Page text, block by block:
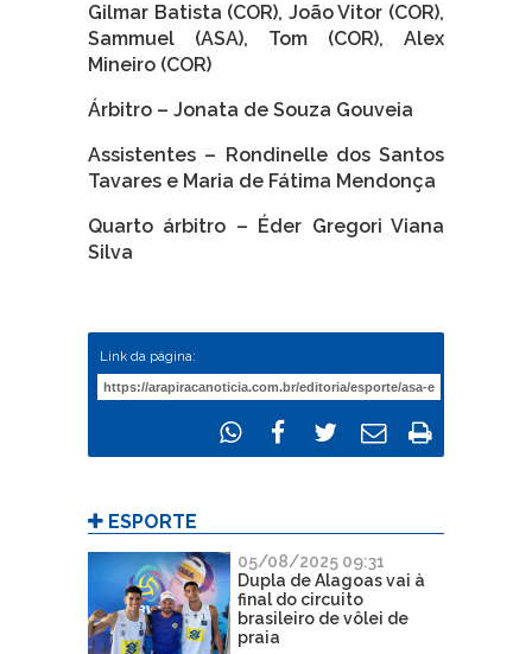
Gilmar Batista (COR), João Vitor (COR),
Sammuel (ASA), Tom (COR), Alex
Mineiro (COR)
Árbitro – Jonata de Souza Gouveia
Assistentes – Rondinelle dos Santos
Tavares e Maria de Fátima Mendonça
Quarto árbitro – Éder Gregori Viana
Silva
Link da página:
ESPORTE
05/08/2025 09:31
Dupla de Alagoas vai à
final do circuito
brasileiro de vôlei de
praia